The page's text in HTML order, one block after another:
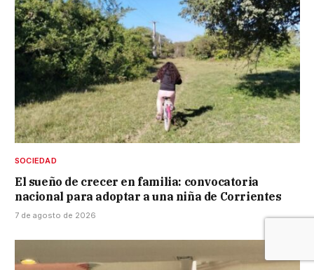
SOCIEDAD
El sueño de crecer en familia: convocatoria
nacional para adoptar a una niña de Corrientes
7 de agosto de 2026